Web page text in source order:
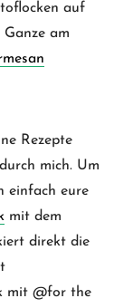
auf
am
Rezepte
mich. Um
einfach eure
mit dem
direkt die
mit @for the